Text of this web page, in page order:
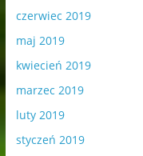
czerwiec 2019
maj 2019
kwiecień 2019
marzec 2019
luty 2019
styczeń 2019